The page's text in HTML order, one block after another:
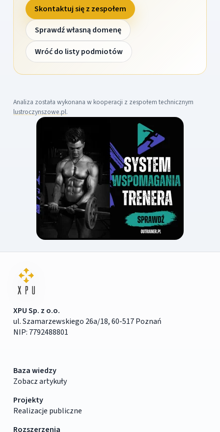
Skontaktuj się z zespołem
Sprawdź własną domenę
Wróć do listy podmiotów
Analiza została wykonana w kooperacji z zespołem technicznym
lustroczynszowe.pl.
XPU Sp. z o.o.
ul. Szamarzewskiego 26a/18, 60-517 Poznań
NIP: 7792488801
Baza wiedzy
Zobacz artykuły
Projekty
Realizacje publiczne
Rozszerzenia